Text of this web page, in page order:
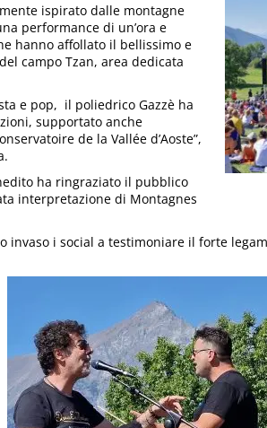
ispirato dalle montagne
performance di un’ora e
hanno affollato il bellissimo e
campo Tzan, area dedicata
e pop, il poliedrico Gazzè ha
supportato anche
de la Vallée d’Aoste”,
ha ringraziato il pubblico
interpretazione di Montagnes
invaso i social a testimoniare il forte